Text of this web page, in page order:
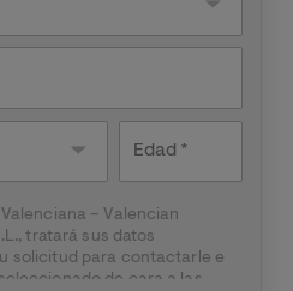
Edad
– Valencian
tratará sus datos
solicitud para contactarle e
de cara a las